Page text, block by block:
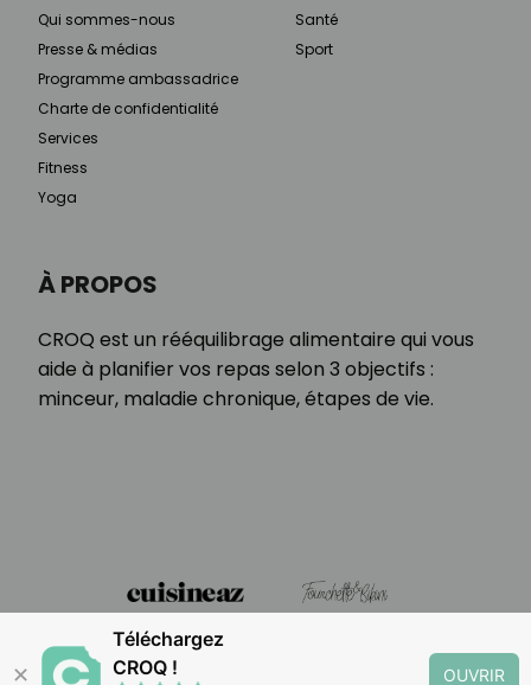
À PROPOS
CROQ est un rééquilibrage alimentaire qui vous
aide à planifier vos repas selon 3 objectifs :
minceur, maladie chronique, étapes de vie.
Qui sommes-nous
Presse & médias
Programme ambassadrice
Charte de confidentialité
Services
Fitness
Yoga
Santé
Sport
✕
Téléchargez
CROQ !
OUVRIR